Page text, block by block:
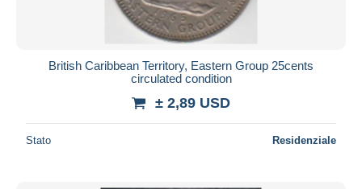
British Caribbean Territory, Eastern Group 25cents
circulated condition
± 2,89 USD
Stato Residenziale